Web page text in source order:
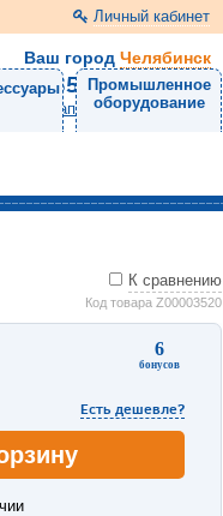
Личный кабинет
Ваш город Челябинск
8 (351) 220-99-01
Напишите нам
Промышленное
оборудование
К сравнению
Код товара Z00003520
6
бонусов
Есть дешевле?